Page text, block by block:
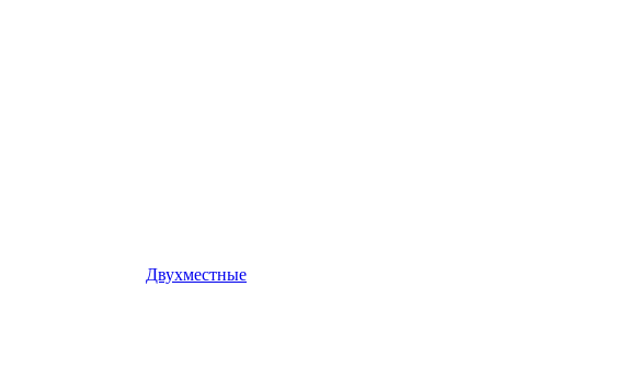
Двухместные